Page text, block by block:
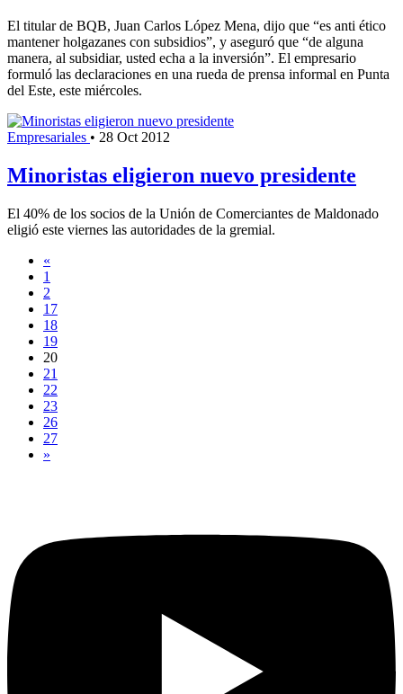
El titular de BQB, Juan Carlos López Mena, dijo que “es anti ético
mantener holgazanes con subsidios”, y aseguró que “de alguna
manera, al subsidiar, usted echa a la inversión”. El empresario
formuló las declaraciones en una rueda de prensa informal en Punta
del Este, este miércoles.
Empresariales • 28 Oct 2012
Minoristas eligieron nuevo presidente
El 40% de los socios de la Unión de Comerciantes de Maldonado
eligió este viernes las autoridades de la gremial.
«
1
2
17
18
19
20
21
22
23
26
27
»